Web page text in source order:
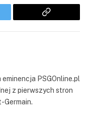
Copy
PSGOnline.pl
z pierwszych stron
Germain.